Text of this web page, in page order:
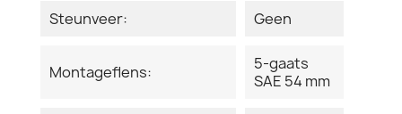
Steunveer: Geen
Montageflens:
5-gaats
SAE 54 mm